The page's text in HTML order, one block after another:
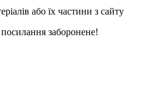
або їх частини з сайту
заборонене!